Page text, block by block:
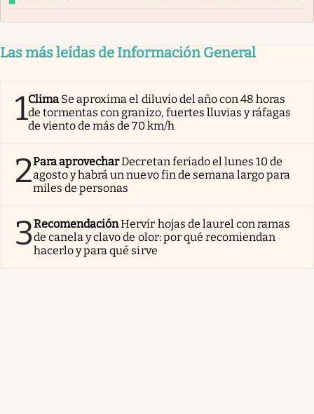
Las más leídas de Información General
1Clima Se aproxima el diluvio del año con 48 horas
de tormentas con granizo, fuertes lluvias y ráfagas
de viento de más de 70 km/h
2Para aprovecharDecretan feriado el lunes 10 de
agosto y habrá un nuevo fin de semana largo para
miles de personas
3RecomendaciónHervir hojas de laurel con ramas
de canela y clavo de olor: por qué recomiendan
hacerlo y para qué sirve